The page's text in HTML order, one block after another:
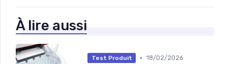
À lire aussi
Test Produit • 18/02/2026